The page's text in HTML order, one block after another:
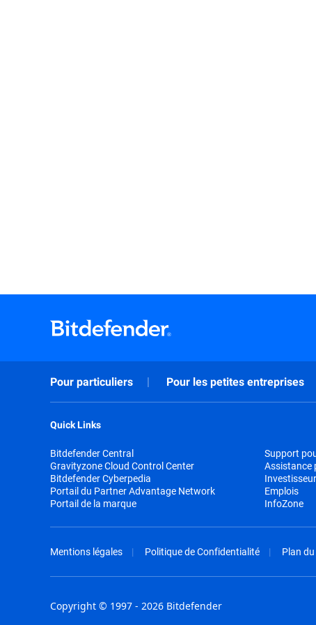
Pour particuliers Pour les petites entreprises
Quick Links
Bitdefender Central
Gravityzone Cloud Control Center
Bitdefender Cyberpedia
Portail du Partner Advantage Network
Portail de la marque
Support
Assistance
Emplois
InfoZone
Mentions légales Politique de Confidentialité Plan
Copyright © 1997 - 2026 Bitdefender